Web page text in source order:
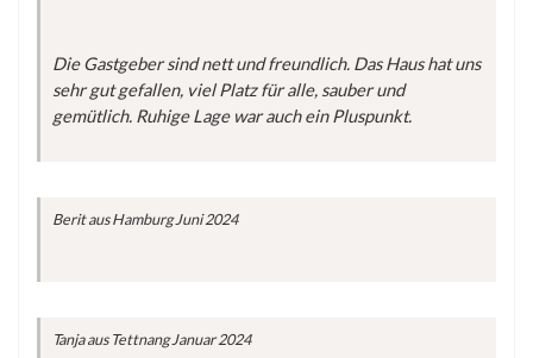
Die Gastgeber sind nett und freundlich. Das Haus hat uns
sehr gut gefallen, viel Platz für alle, sauber und
gemütlich. Ruhige Lage war auch ein Pluspunkt.
Beritaus Hamburg Juni 2024
Tanjaaus TettnangJanuar 2024